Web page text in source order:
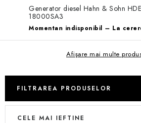
CATALOG
REFERINȚE
Informații legale
Termeni și Condiții
Politica de Confidențialitate
Politica
Retragerea din contract
Generator diesel Hahn & Sohn HDE
18000SA3
Momentan indisponibil – La
Afişare mai multe
FILTRAREA PRODUSELOR
L
S
CELE MAI IEFTINE